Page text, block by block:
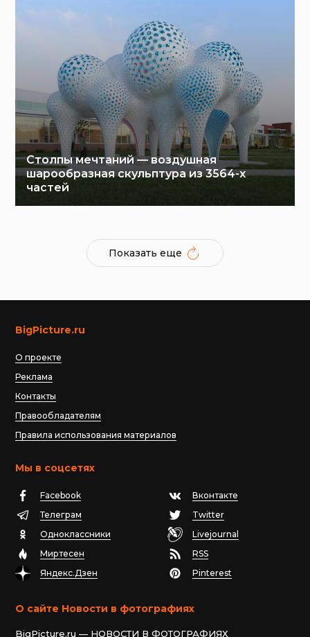
Столпы мечтаний — воздушная
шарообразная скульптура из 3564-х
частей
Показать еще
BigPicture.ru
О проекте
Реклама
Контакты
Правообладателям
Правила использования материалов
Мы в соцсетях
Facebook
Вконтакте
Телеграм
Twitter
Одноклассники
Livejournal
Миртесен
RSS
Яндекс.Дзен
Pinterest
О сайте Новости в фотографиях
BigPicture.ru — НОВОСТИ В ФОТОГРАФИЯХ